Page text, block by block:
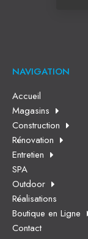
NAVIGATION
Accueil
Magasins
Construction
Rénovation
Entretien
SPA
Outdoor
Réalisations
Boutique en Ligne
Contact